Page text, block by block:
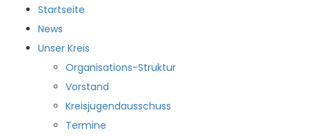
Startseite
News
Unser Kreis
Organisations-Struktur
Vorstand
Kreisjugendausschuss
Termine